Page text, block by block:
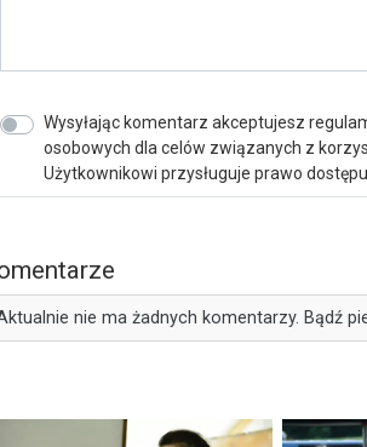
Wysyłając komentarz akceptujesz
osobowych dla celów związanych z
Użytkownikowi przysługuje prawo
nie ma żadnych komentarzy. Bądź